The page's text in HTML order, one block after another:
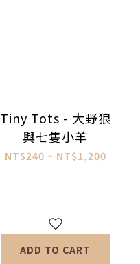
Tiny Tots - 大野狼
與七隻小羊
NT$240 ~ NT$1,200
ADD TO CART